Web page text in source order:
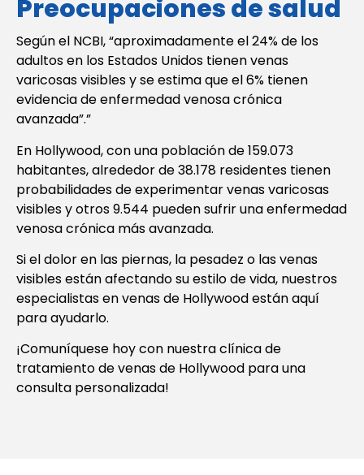
Preocupaciones de salud
Según el NCBI, “aproximadamente el 24% de los
adultos en los Estados Unidos tienen venas
varicosas visibles y se estima que el 6% tienen
evidencia de enfermedad venosa crónica
avanzada”.”
En Hollywood, con una población de 159.073
habitantes, alrededor de 38.178 residentes tienen
probabilidades de experimentar venas varicosas
visibles y otros 9.544 pueden sufrir una enfermedad
venosa crónica más avanzada.
Si el dolor en las piernas, la pesadez o las venas
visibles están afectando su estilo de vida, nuestros
especialistas en venas de Hollywood están aquí
para ayudarlo.
¡Comuníquese hoy con nuestra clínica de
tratamiento de venas de Hollywood para una
consulta personalizada!